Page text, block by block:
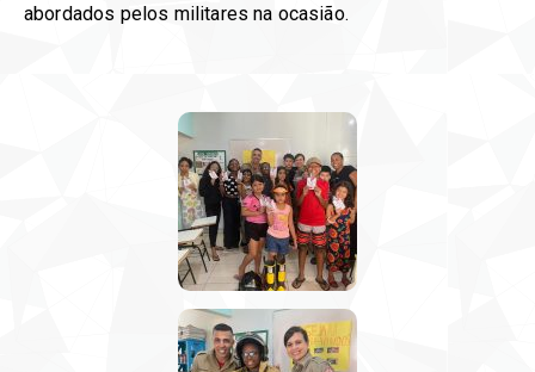
abordados pelos militares na ocasião.